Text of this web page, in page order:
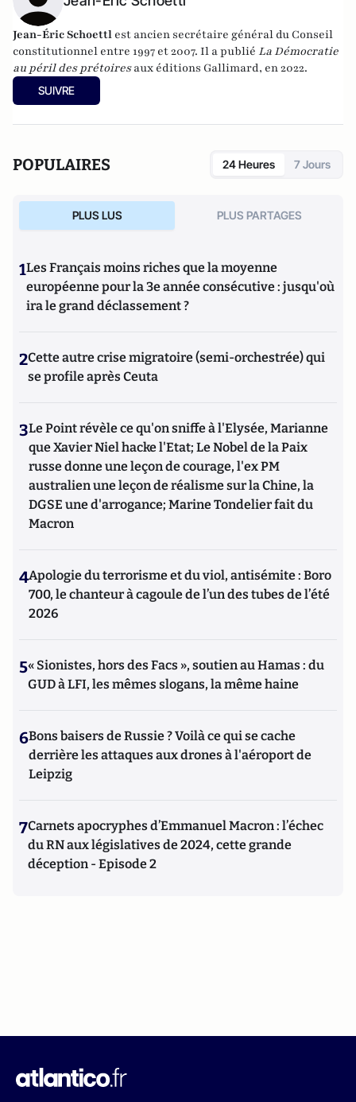
Jean-Éric Schoettl est ancien secrétaire général du Conseil
constitutionnel entre 1997 et 2007. Il a publié La Démocratie
au péril des prétoiresaux éditions Gallimard, en 2022.
SUIVRE
POPULAIRES 24 Heures 7 Jours
PLUS LUS PLUS PARTAGES
1Les Français moins riches que la moyenne
européenne pour la 3e année consécutive : jusqu'où
ira le grand déclassement ?
2Cette autre crise migratoire (semi-orchestrée) qui
se profile après Ceuta
3Le Point révèle ce qu'on sniffe à l'Elysée, Marianne
que Xavier Niel hacke l'Etat; Le Nobel de la Paix
russe donne une leçon de courage, l'ex PM
australien une leçon de réalisme sur la Chine, la
DGSE une d'arrogance; Marine Tondelier fait du
Macron
4Apologie du terrorisme et du viol, antisémite : Boro
700, le chanteur à cagoule de l’un des tubes de l’été
2026
5« Sionistes, hors des Facs », soutien au Hamas : du
GUD à LFI, les mêmes slogans, la même haine
6Bons baisers de Russie ? Voilà ce qui se cache
derrière les attaques aux drones à l'aéroport de
Leipzig
7Carnets apocryphes d’Emmanuel Macron : l’échec
du RN aux législatives de 2024, cette grande
déception - Episode 2